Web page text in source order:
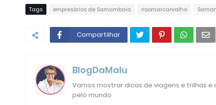
Tags empresários de Samambaia risomarcarvalho
Compartilhar
BlogDaMalu
Vamos mostrar dicas de viagens e trilhas
pelo mundo